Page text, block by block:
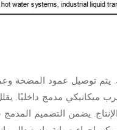
ميكانيكي مدمج داخليًا.
يضمن التصميم